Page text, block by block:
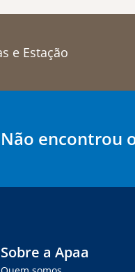
e Estação
Não encontrou
Sobre a Apaa